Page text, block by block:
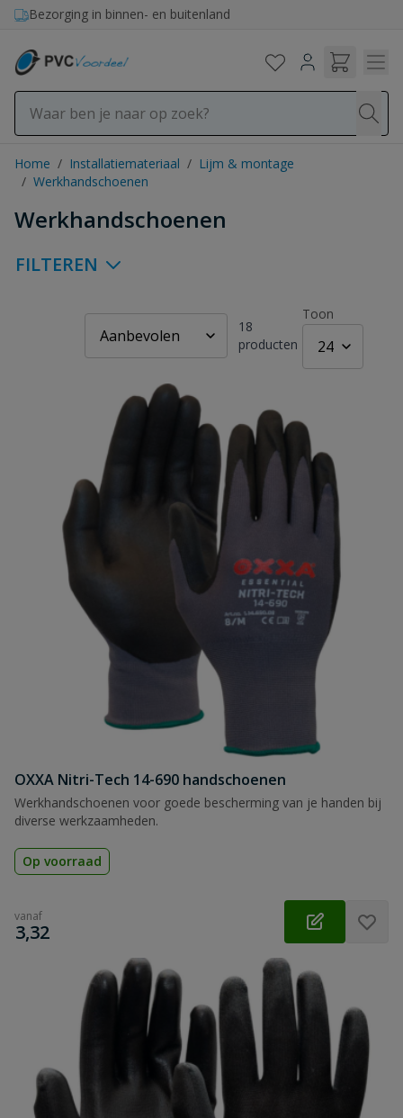
Ga naar de inhoud
Bezorging in binnen- en buitenland
Home / Installatiemateriaal / Lijm & montage
/ Werkhandschoenen
Werkhandschoenen
FILTEREN
18
producten
Toon
OXXA Nitri-Tech 14-690 handschoenen
Werkhandschoenen voor goede bescherming van je handen bij
diverse werkzaamheden.
Op voorraad
vanaf
€
3,32